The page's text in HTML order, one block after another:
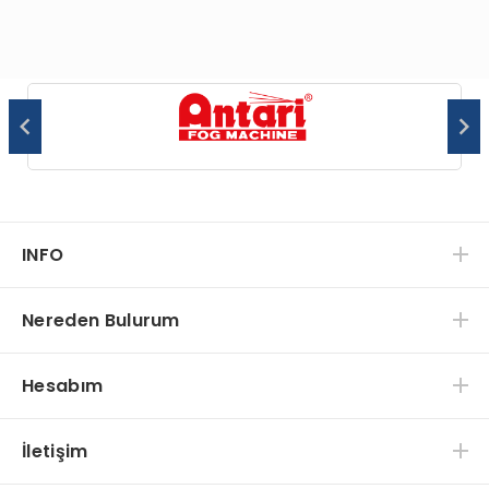
INFO
Nereden Bulurum
Hesabım
İletişim